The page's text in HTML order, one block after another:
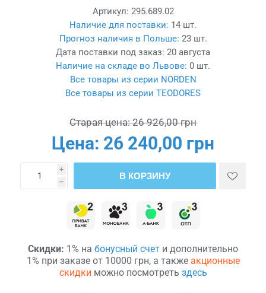
Артикул: 295.689.02
Наличие для поставки: 14 шт.
Прогноз наличия в Польше: 23 шт.
Дата поставки под заказ: 20 августа
Наличие на складе во Львове: 0 шт.
Все товары из серии NORDEN
Все товары из серии TEODORES
Старая цена: 26 926,00 грн
Цена: 26 240,00 грн
i
h
В КОРЗИНУ
Скидки: 1% на бонусный счет и дополнительно
1% при заказе от 10000 грн, а также акционные
скидки можно посмотреть здесь